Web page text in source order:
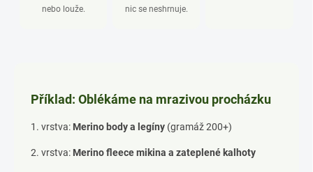
nebo louže.
nic se neshrnuje.
Příklad: Oblékáme na mrazivou procházku
1. vrstva: Merino body a legíny (gramáž 200+)
2. vrstva: Merino fleece mikina a zateplené kalhoty